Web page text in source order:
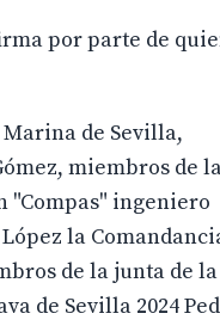
por parte de
de Sevilla,
miembros de
"Compas" ingeniero
la
de la junta de la
de Sevilla 2024